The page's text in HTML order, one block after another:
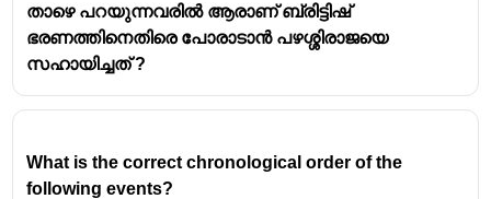
താഴെ പറയുന്നവരിൽ ആരാണ് ബ്രിട്ടിഷ്
ഭരണത്തിനെതിരെ പോരാടാൻ പഴശ്ശിരാജയെ
സഹായിച്ചത് ?
What is the correct chronological order of the
following events?